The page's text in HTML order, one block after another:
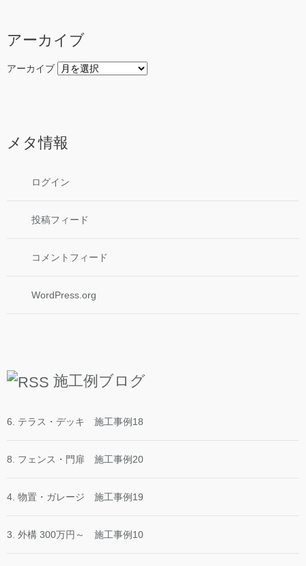
アーカイブ
アーカイブ
メタ情報
ログイン
投稿フィード
コメントフィード
WordPress.org
施工例ブログ
6. テラス・デッキ 施工事例18
8. フェンス・門扉 施工事例20
4. 物置・ガレージ 施工事例19
3. 外構 300万円～ 施工事例10